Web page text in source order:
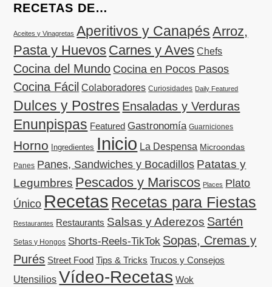
RECETAS DE…
Aceites y Vinagretas Aperitivos y Canapés Arroz,
Pasta y Huevos Carnes y Aves Chefs
Cocina del Mundo Cocina en Pocos Pasos
Cocina Fácil Colaboradores Curiosidades Daily Featured
Dulces y Postres Ensaladas y Verduras
Enunpispas Featured Gastronomía Guarniciones
Horno Ingredientes Inicio La Despensa Microondas
Panes Panes, Sandwiches y Bocadillos Patatas y
Legumbres Pescados y Mariscos Places Plato
Único Recetas Recetas para Fiestas
Restaurantes Restaurants Salsas y Aderezos Sartén
Setas y Hongos Shorts-Reels-TikTok Sopas, Cremas y
Purés Street Food Tips & Tricks Trucos y Consejos
Utensilios Vídeo-Recetas Wok